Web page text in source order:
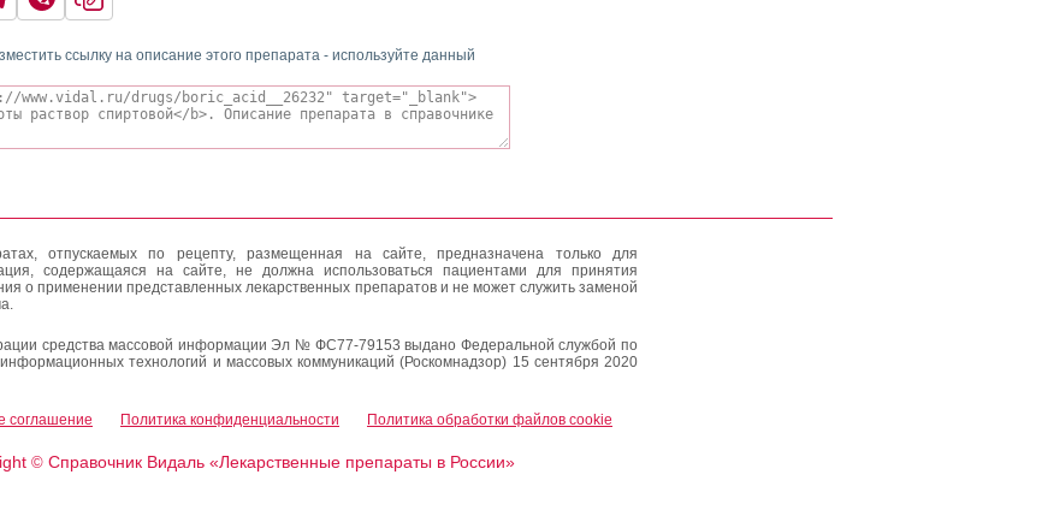
ссылку на описание этого препарата - используйте данный
отпускаемых по рецепту, размещенная на сайте, предназначена только для
содержащаяся на сайте, не должна использоваться пациентами для принятия
о применении представленных лекарственных препаратов и не может служить заменой
средства массовой информации Эл № ФС77-79153 выдано Федеральной службой по
технологий и массовых коммуникаций (Роскомнадзор) 15 сентября 2020
соглашение Политика конфиденциальности Политика обработки файлов cookie
©Справочник Видаль «Лекарственные препараты в России»